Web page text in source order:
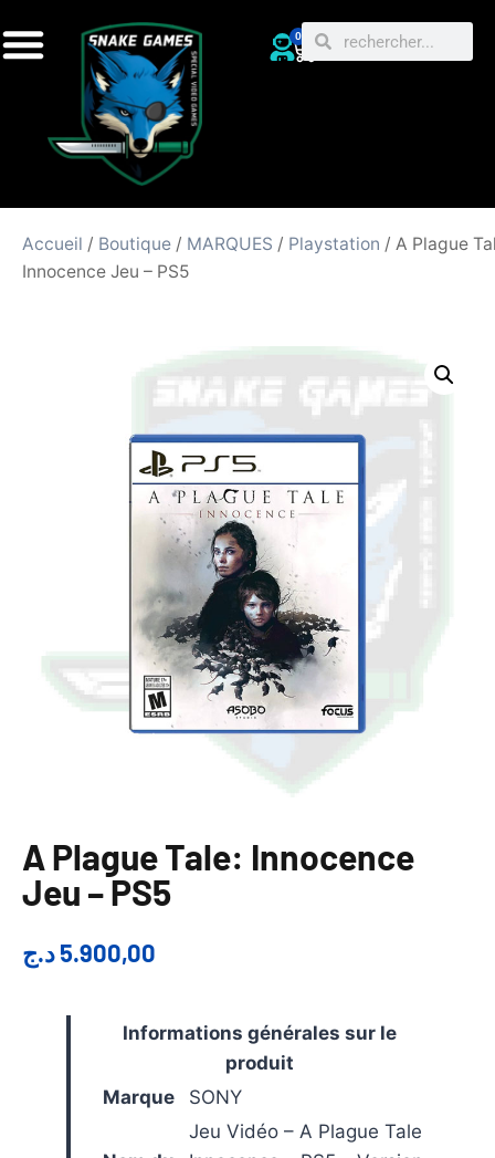
0
Accueil / Boutique / MARQUES / Playstation / A Plague
Innocence Jeu – PS5
A Plague Tale: Innocence
Jeu – PS5
5.900,00د.ج
Informations générales sur le
produit
Marque
SONY
Jeu Vidéo – A Plague Tale